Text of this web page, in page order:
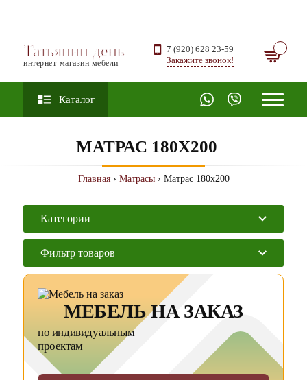
Татьянин день
интернет-магазин мебели
7 (920) 628 23-59
Закажите звонок!
Каталог
МАТРАС 180Х200
Главная› Матрасы› Матрас 180х200
Категории
Фильтр товаров
МЕБЕЛЬ НА ЗАКАЗ
по индивидуальным
проектам